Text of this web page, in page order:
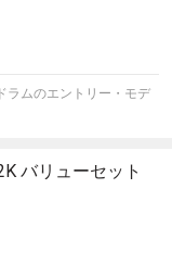
ラムのエントリー・モデ
バリューセット